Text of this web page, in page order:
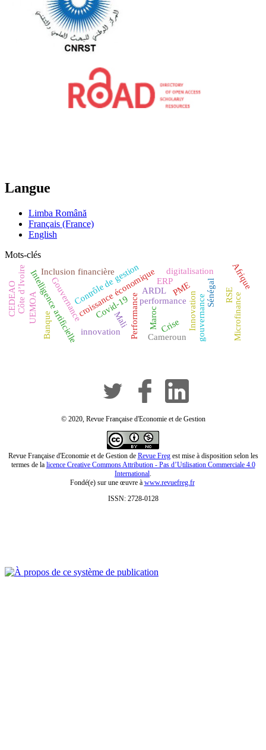
Langue
Limba Română
Français (France)
English
Mots-clés
Maroc
performance
PME
croissance économique
Performance
Mali Innovation
innovation
Gouvernance gouvernance
Intelligence artificielleContrôle de gestion Sénégal
ARDL
UEMOA RSE
Covid-19
Cameroun
Inclusion financière
Crise
Banque
Afrique
digitalisation
Microfinance
Côte d’Ivoire ERP
CEDEAO
© 2020, Revue Française d'Economie et de Gestion
Revue Française d'Economie et de Gestion de Revue Fregest mise à disposition selon les
termes de la licence Creative Commons Attribution - Pas d’Utilisation Commerciale 4.0
International.
Fondé(e) sur une œuvre à www.revuefreg.fr
ISSN: 2728-0128